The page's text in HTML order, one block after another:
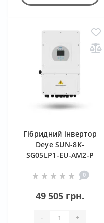
Гібридний інвертор
Deye SUN-8K-
SG05LP1-EU-AM2-P
0
49 505 грн.
- +